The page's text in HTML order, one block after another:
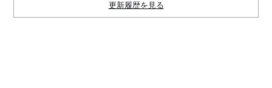
更新履歴を見る